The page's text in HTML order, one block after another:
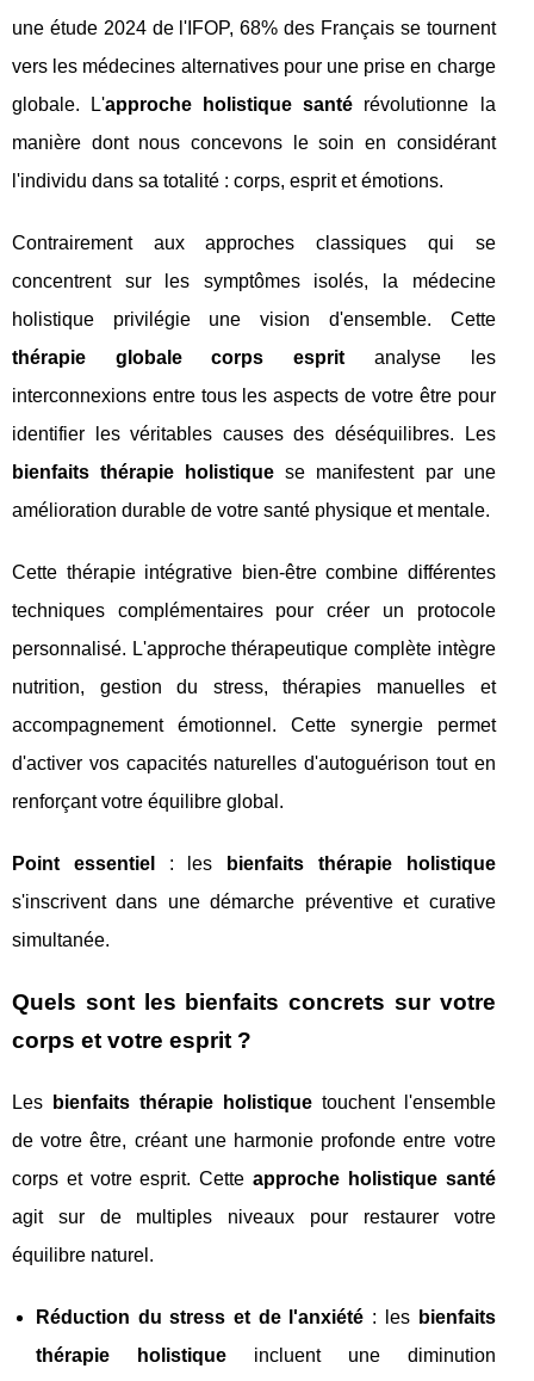
une étude 2024 de l'IFOP, 68% des Français se tournent
vers les médecines alternatives pour une prise en charge
globale. L'approche holistique santé révolutionne la
manière dont nous concevons le soin en considérant
l'individu dans sa totalité : corps, esprit et émotions.
Contrairement aux approches classiques qui se
concentrent sur les symptômes isolés, la médecine
holistique privilégie une vision d'ensemble. Cette
thérapie globale corps esprit analyse les
interconnexions entre tous les aspects de votre être pour
identifier les véritables causes des déséquilibres. Les
bienfaits thérapie holistique se manifestent par une
amélioration durable de votre santé physique et mentale.
Cette thérapie intégrative bien-être combine différentes
techniques complémentaires pour créer un protocole
personnalisé. L'approche thérapeutique complète intègre
nutrition, gestion du stress, thérapies manuelles et
accompagnement émotionnel. Cette synergie permet
d'activer vos capacités naturelles d'autoguérison tout en
renforçant votre équilibre global.
Point essentiel : les
bienfaits thérapie holistique
s'inscrivent dans une démarche préventive et curative
simultanée.
Quels sont les bienfaits concrets sur votre
corps et votre esprit ?
Les bienfaits thérapie holistiquetouchent l'ensemble
de votre être, créant une harmonie profonde entre votre
corps et votre esprit. Cette approche holistique santé
agit sur de multiples niveaux pour restaurer votre
équilibre naturel.
Réduction du stress et de l'anxiété : les bienfaits
thérapie holistiqueincluent une diminution